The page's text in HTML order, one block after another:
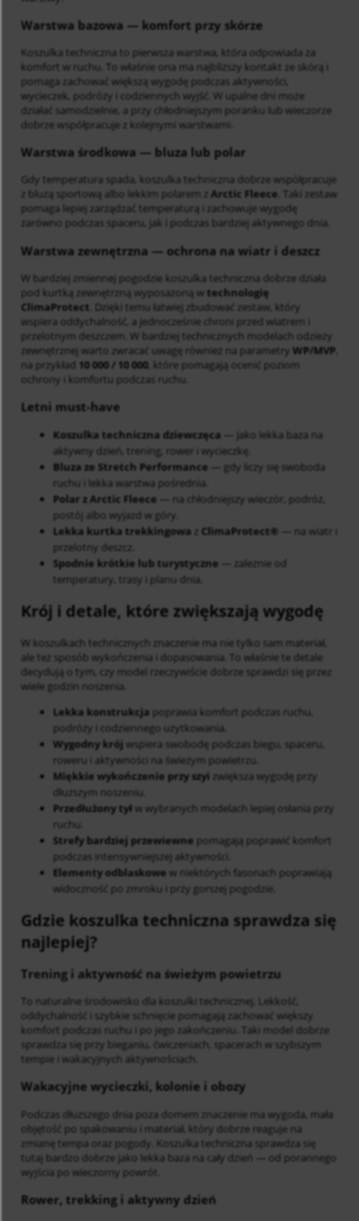
Warstwa bazowa — komfort przy skórze
Koszulka techniczna to pierwsza warstwa, która odpowiada za
komfort w ruchu. To właśnie ona ma najbliższy kontakt ze skórą i
pomaga zachować większą wygodę podczas aktywności,
wycieczek, podróży i codziennych wyjść. W upalne dni może
działać samodzielnie, a przy chłodniejszym poranku lub wieczorze
dobrze współpracuje z kolejnymi warstwami.
Warstwa środkowa — bluza lub polar
Gdy temperatura spada, koszulka techniczna dobrze współpracuje
z bluzą sportową albo lekkim polarem z Arctic Fleece . Taki zestaw
pomaga lepiej zarządzać temperaturą i zachowuje wygodę
zarówno podczas spaceru, jak i podczas bardziej aktywnego dnia.
Warstwa zewnętrzna — ochrona na wiatr i deszcz
W bardziej zmiennej pogodzie koszulka techniczna dobrze działa
pod kurtką zewnętrzną wyposażoną w technologię
ClimaProtect . Dzięki temu łatwiej zbudować zestaw, który
wspiera oddychalność, a jednocześnie chroni przed wiatrem i
przelotnym deszczem. W bardziej technicznych modelach odzieży
zewnętrznej warto zwracać uwagę również na parametry WP/MVP
na przykład 10 000 / 10 000 , które pomagają ocenić poziom
ochrony i komfortu podczas ruchu.
Letni must-have
Koszulka techniczna dziewczęca — jako lekka baza na
aktywny dzień, trening, rower i wycieczkę.
Bluza ze Stretch Performance — gdy liczy się swoboda
ruchu i lekka warstwa pośrednia.
Polar z Arctic Fleece — na chłodniejszy wieczór, podróż,
postój albo wyjazd w góry.
Lekka kurtka trekkingowa z ClimaProtect®
— na wiatr i
przelotny deszcz.
Spodnie krótkie lub turystyczne — zależnie od
temperatury, trasy i planu dnia.
Krój i detale, które zwiększają wygodę
W koszulkach technicznych znaczenie ma nie tylko sam materiał,
ale też sposób wykończenia i dopasowania. To właśnie te detale
decydują o tym, czy model rzeczywiście dobrze sprawdzi się przez
wiele godzin noszenia.
Lekka konstrukcja poprawia komfort podczas ruchu,
podróży i codziennego użytkowania.
Wygodny krój wspiera swobodę podczas biegu, spaceru,
roweru i aktywności na świeżym powietrzu.
Miękkie wykończenie przy szyi zwiększa wygodę przy
dłuższym noszeniu.
Przedłużony tył w wybranych modelach lepiej osłania przy
ruchu.
Strefy bardziej przewiewne pomagają poprawić komfort
podczas intensywniejszej aktywności.
Elementy odblaskowe w niektórych fasonach poprawiają
widoczność po zmroku i przy gorszej pogodzie.
Gdzie koszulka techniczna sprawdza się
najlepiej?
Trening i aktywność na świeżym powietrzu
To naturalne środowisko dla koszulki technicznej. Lekkość,
oddychalność i szybkie schnięcie pomagają zachować większy
komfort podczas ruchu i po jego zakończeniu. Taki model dobrze
sprawdza się przy bieganiu, ćwiczeniach, spacerach w szybszym
tempie i wakacyjnych aktywnościach.
Wakacyjne wycieczki, kolonie i obozy
Podczas dłuższego dnia poza domem znaczenie ma wygoda, mała
objętość po spakowaniu i materiał, który dobrze reaguje na
zmianę tempa oraz pogody. Koszulka techniczna sprawdza się
tutaj bardzo dobrze jako lekka baza na cały dzień — od porannego
wyjścia po wieczorny powrót.
Rower, trekking i aktywny dzień